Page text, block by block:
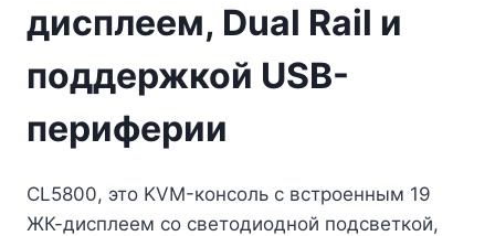
дисплеем, Dual Rail и
поддержкой USB-
периферии
CL5800, это KVM-консоль с встроенным 19
ЖК-дисплеем со светодиодной подсветкой,